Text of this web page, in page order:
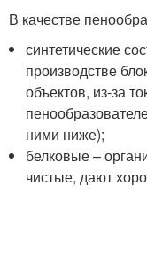
В качестве
синтетические
производстве
объектов, из-за
ними ниже);
белковые –
чистые, дают